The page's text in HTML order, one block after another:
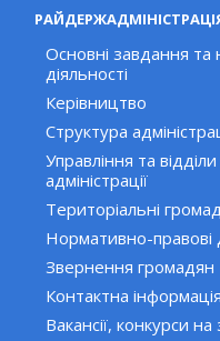
Основні завдання та
діяльності
Керівництво
Структура
Управління та
адміністрації
Територіальні
Нормативно-правові
Звернення громадян
Контактна інформація
Вакансії, конкурси